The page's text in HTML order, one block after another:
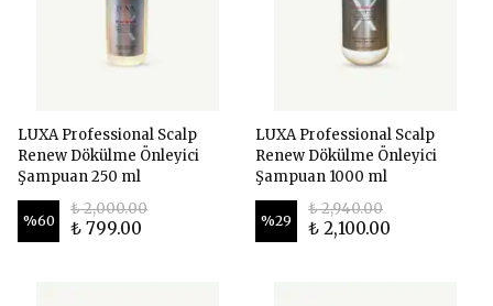
LUXA Professional Scalp
Renew Dökülme Önleyici
Şampuan 250 ml
%60
₺ 2,000.00
₺ 799.00
LUXA Professional Scalp
Renew Dökülme Önleyici
Şampuan 1000 ml
%29
₺ 2,940.00
₺ 2,100.00